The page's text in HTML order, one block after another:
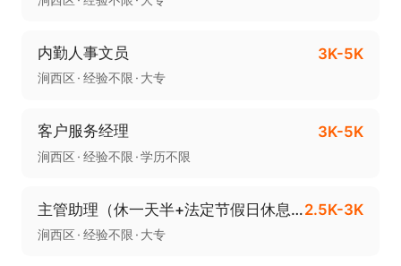
内勤人事文员 3K-5K
涧西区 经验不限 大专
客户服务经理 3K-5K
涧西区 经验不限 学历不限
主管助理（休一天半+法定节假日休息+纯文职）2.5K-3K
涧西区 经验不限 大专